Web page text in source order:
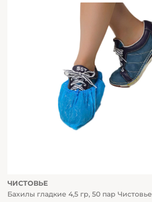
ЧИСТОВЬЕ
Бахилы гладкие 4,5 гр, 50 пар Чистовье